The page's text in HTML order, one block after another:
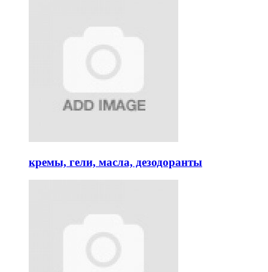
кремы, гели, масла, дезодоранты